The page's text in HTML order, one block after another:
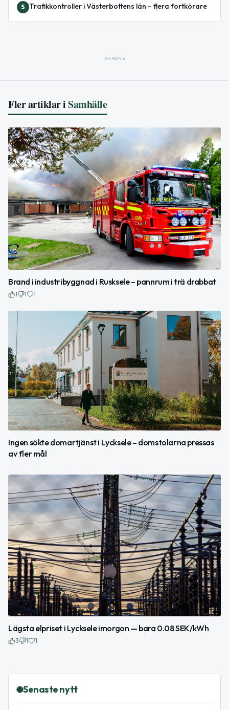
5 Trafikkontroller i Västerbottens län – flera fortkörare
ANNONS
Fler artiklar iSamhälle
Brand i industribyggnad i Rusksele – pannrum i trä drabbat
1 1 1
Ingen sökte domartjänst i Lycksele – domstolarna pressas
av fler mål
Lägsta elpriset i Lycksele imorgon — bara 0.08 SEK/kWh
3 1 1
Senaste nytt